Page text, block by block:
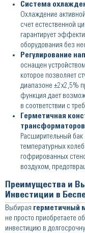
Система
Охлаждение
счет естественной
гарантирует
оборудования без
Регулирование
оснащен
которое позволяет
диапазоне ±2х2,5%
функция дает
в соответствии с
Герметичная
Расширительный бак
температурных
гофрированных
воздухом,
Преимущества и
Инвестиции в
Выбирая герметичный
не просто приобретаете
инвестицию в